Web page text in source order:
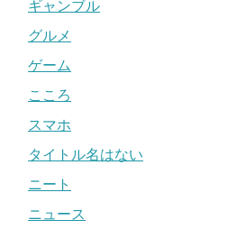
ギャンブル
グルメ
ゲーム
こころ
スマホ
タイトル名はない
ニート
ニュース